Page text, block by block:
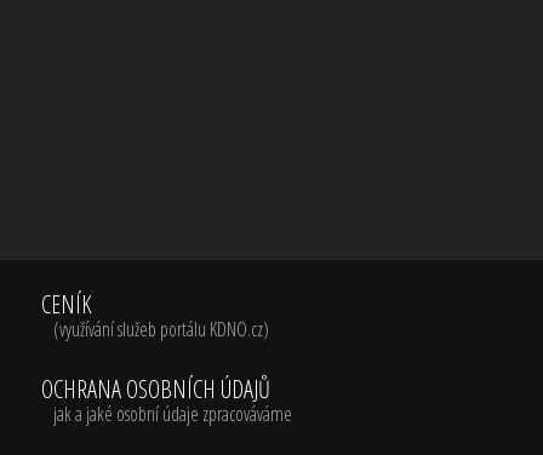
CENÍK
(využívání služeb portálu KDNO.cz)
OCHRANA OSOBNÍCH ÚDAJŮ
jak a jaké osobní údaje zpracováváme